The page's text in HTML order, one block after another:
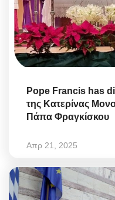
Pope Francis has
της Κατερίνας
Πάπα Φραγκίσκου
Απρ 21, 2025